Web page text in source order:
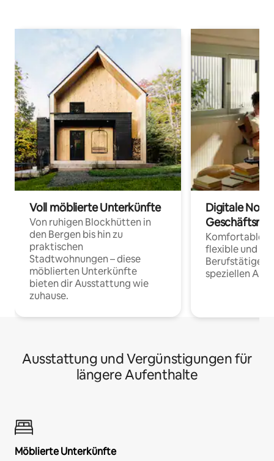
Voll möblierte Unterkünfte
Von ruhigen Blockhütten in
den Bergen bis hin zu
praktischen
Stadtwohnungen – diese
möblierten Unterkünfte
bieten dir Ausstattung wie
zuhause.
Digitale
Komfortable
flexible und
Berufstätige
speziellen
Ausstattung und Vergünstigungen für
längere Aufenthalte
Möblierte Unterkünfte